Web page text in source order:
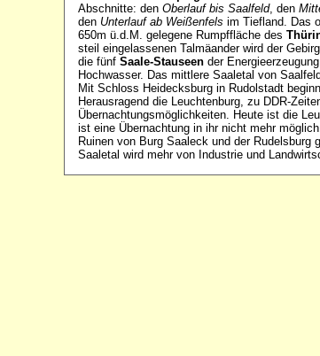
Abschnitte: denOberlauf bis Saalfeld, den
den Unterlauf ab Weißenfels im Tiefland. Das
650m ü.d.M. gelegene Rumpffläche des
steil eingelassenen Talmäander wird der
die fünfSaale-Stauseen der
Hochwasser. Das mittlere Saaletal von
Mit Schloss Heidecksburg in Rudolstadt
Herausragend die Leuchtenburg, zu DDR-
Übernachtungsmöglichkeiten. Heute ist die
ist eine Übernachtung in ihr nicht mehr
Ruinen von Burg Saaleck und der
Saaletal wird mehr von Industrie und